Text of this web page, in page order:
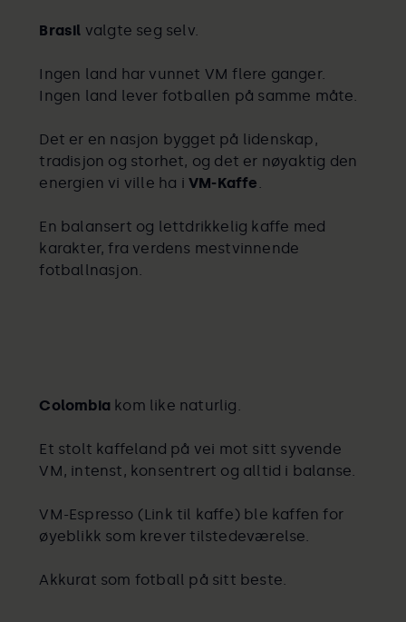
Brasil valgte seg selv.
Ingen land har vunnet VM flere ganger.
Ingen land lever fotballen på samme måte.
Det er en nasjon bygget på lidenskap,
tradisjon og storhet, og det er nøyaktig den
energien vi ville ha i VM-Kaffe
En balansert og lettdrikkelig kaffe med
karakter, fra verdens mestvinnende
fotballnasjon.
Colombia kom like naturlig.
Et stolt kaffeland på vei mot sitt syvende
VM, intenst, konsentrert og alltid i balanse.
VM-Espresso (Link til kaffe) ble kaffen for
øyeblikk som krever tilstedeværelse.
Akkurat som fotball på sitt beste.